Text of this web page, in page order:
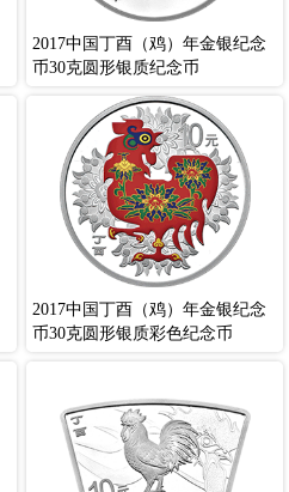
2017中国丁酉（鸡）年金银纪念
币30克圆形银质纪念币
2017中国丁酉（鸡）年金银纪念
币30克圆形银质彩色纪念币